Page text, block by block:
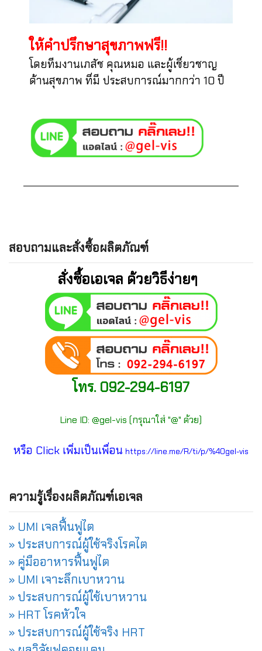
ให้คำปรึกษาสุขภาพฟรี!!
โดยทีมงานเภสัช คุณหมอ และผู้เชี่ยวชาญ
ด้านสุขภาพ ที่มี ประสบการณ์มากกว่า 10 ปี
สอบถามและสั่งซื้อผลิตภัณฑ์
สั่งซื้อเอเจล ด้วยวิธีง่ายๆ
โทร. 092-294-6197
Line ID: @gel-vis (กรุณาใส่ "@" ด้วย)
หรือ Click เพิ่มเป็นเพื่อน https://line.me/R/ti/p/%40gel-vis
ความรู้เรื่องผลิตภัณฑ์เอเจล
» UMI เจลฟื้นฟูไต
» ประสบการณ์ผู้ใช้จริงโรคไต
» คู่มืออาหารฟื้นฟูไต
» UMI เจาะลึกเบาหวาน
» ประสบการณ์ผู้ใช้เบาหวาน
» HRT โรคหัวใจ
» ประสบการณ์ผู้ใช้จริง HRT